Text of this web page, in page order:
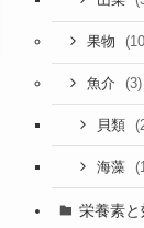
果物
魚介 (3)
貝類
海藻
栄養素と